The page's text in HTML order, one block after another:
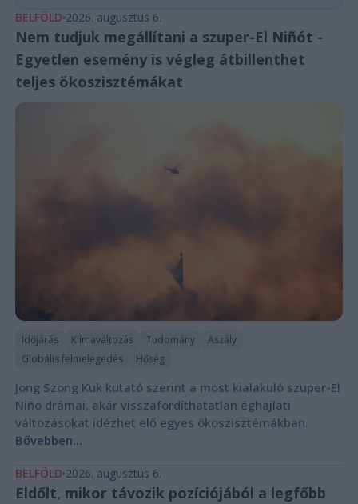
BELFÖLD 2026. augusztus 6.
Nem tudjuk megállítani a szuper-El Niñót -
Egyetlen esemény is végleg átbillenthet
teljes ökoszisztémákat
Időjárás Klímaváltozás Tudomány
Aszály
Globális felmelegedés
Hőség
Jong Szong Kuk kutató szerint a most kialakuló szuper-El
Niño drámai, akár visszafordíthatatlan éghajlati
változásokat idézhet elő egyes ökoszisztémákban.
Bővebben...
BELFÖLD 2026. augusztus 6.
Eldőlt, mikor távozik pozíciójából a legfőbb